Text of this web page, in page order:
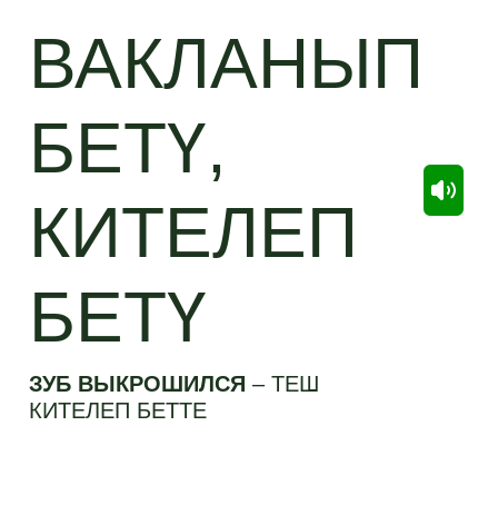
ВАКЛАНЫП
БЕТҮ,
КИТЕЛЕП
БЕТҮ
ЗУБ ВЫКРОШИЛСЯ–ТЕШ
КИТЕЛЕП БЕТТЕ